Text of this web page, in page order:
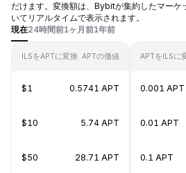
だけます。変換額は、Bybitが集約したマーケ
いてリアルタイムで表示されます。
現在24時間前1ヶ月前1年前
ILSをAPTに変換 APTの価値
$1 0.5741 APT
$10 5.74 APT
$50 28.71 APT
APTをILSに
0.001 APT
0.01 APT
0.1 APT